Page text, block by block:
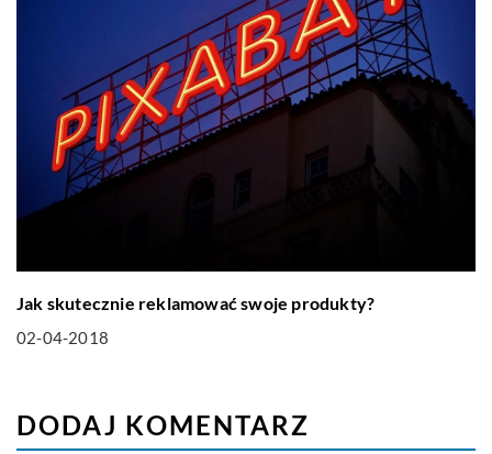
Jak skutecznie reklamować swoje produkty?
02-04-2018
DODAJ KOMENTARZ